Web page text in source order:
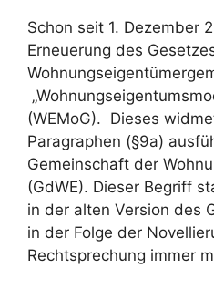
Schon seit 1. Dezember
Erneuerung des
(WEMoG). Dieses
Paragraphen (§9a)
Gemeinschaft der
(GdWE). Dieser Begriff
in der alten Version des
in der Folge der
Rechtsprechung immer